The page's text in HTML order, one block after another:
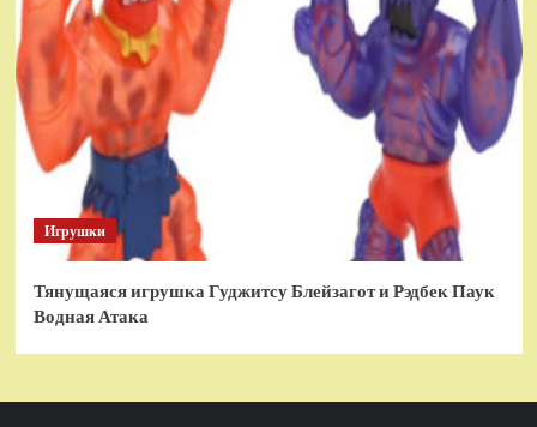
Игрушки
Тянущаяся игрушка Гуджитсу Блейзагот и Рэдбек Паук
Водная Атака